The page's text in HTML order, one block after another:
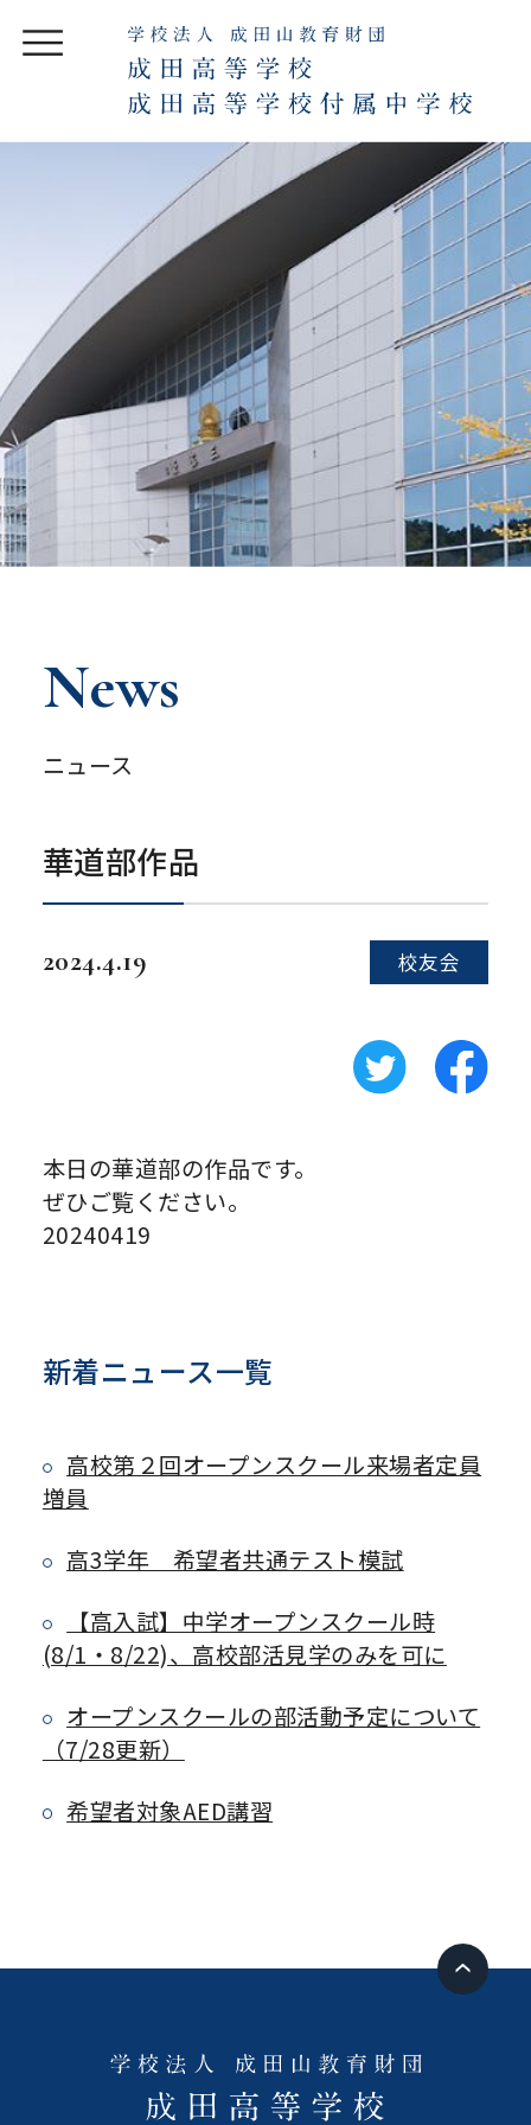
News
ニュース
華道部作品
2024.4.19 校友会
本日の華道部の作品です。
ぜひご覧ください。
20240419
新着ニュース一覧
高校第２回オープンスクール来場者定員
増員
高3学年 希望者共通テスト模試
【高入試】中学オープンスクール時
(8/1・8/22)、高校部活見学のみを可に
オープンスクールの部活動予定について
（7/28更新）
希望者対象AED講習